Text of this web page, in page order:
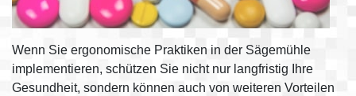
Wenn Sie ergonomische Praktiken in der Sägemühle
implementieren, schützen Sie nicht nur langfristig Ihre
Gesundheit, sondern können auch von weiteren Vorteilen